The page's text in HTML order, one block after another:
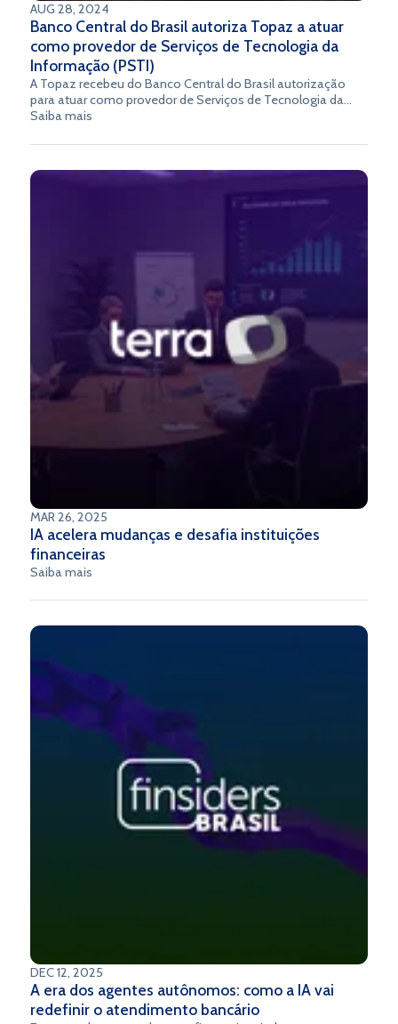
AUG 28, 2024
Banco Central do Brasil autoriza Topaz a atuar
como provedor de Serviços de Tecnologia da
Informação (PSTI)
A Topaz recebeu do Banco Central do Brasil autorização
para atuar como provedor de Serviços de Tecnologia da
Informação (PSTI). Este importante avanço abre novas
financeiras. Fique por dentro das mudanças e prepare-se
Saiba mais
MAR 26, 2025
IA acelera mudanças e desafia instituições
financeiras
Saiba mais
DEC 12, 2025
A era dos agentes autônomos: como a IA vai
redefinir o atendimento bancário